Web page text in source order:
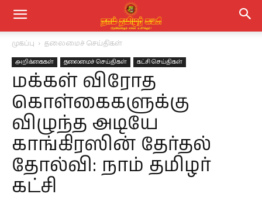
முகப்பு தலைமைச் செய்திகள்
அறிக்கைகள் தலைமைச் செய்திகள் கட்சி செய்திகள்
மக்கள் விரோத
கொள்கைகளுக்கு
விழுந்த அடியே
காங்கிரஸின் தேர்தல்
தோல்வி: நாம் தமிழர்
கட்சி